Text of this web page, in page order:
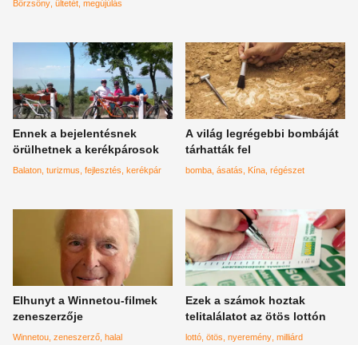
Börzsöny ültetét megújúlás
Ennek a bejelentésnek
örülhetnek a kerékpárosok
Balaton turizmus fejlesztés kerékpár
A világ legrégebbi bombáját
tárhatták fel
bomba ásatás Kína régészet
Elhunyt a Winnetou-filmek
zeneszerzője
Winnetou zeneszerző halal
Ezek a számok hoztak
telitalálatot az ötös lottón
lottó ötös nyeremény milliárd